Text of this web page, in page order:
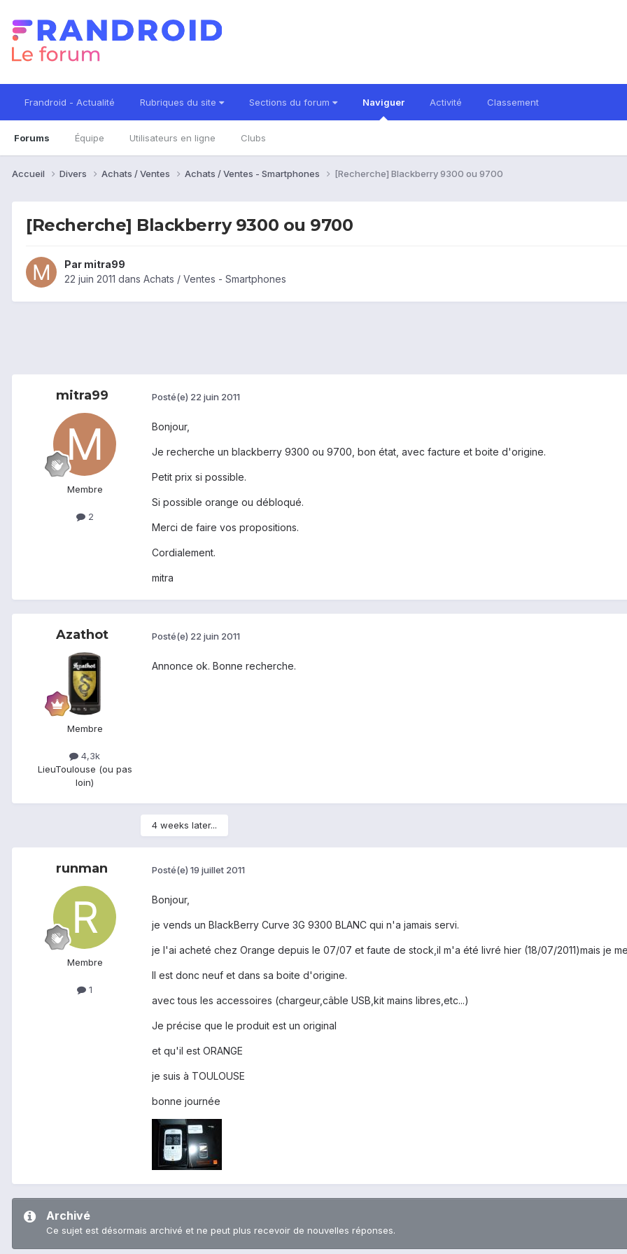
Frandroid - Actualité Rubriques du site Sections du forum Naviguer
Forums Équipe Utilisateurs en ligne Clubs
Activité Classement
Accueil Divers Achats / Ventes Achats / Ventes - Smartphones [Recherche] Blackberry 9300 ou 9700
[Recherche] Blackberry 9300 ou 9700
Par mitra99
22 juin 2011 dans Achats / Ventes - Smartphones
mitra99
Membre
2
Posté(e) 22 juin 2011
Bonjour,
Je recherche un blackberry 9300 ou 9700, bon état, avec facture et boite d'origine.
Petit prix si possible.
Si possible orange ou débloqué.
Merci de faire vos propositions.
Cordialement.
mitra
Azathot
Membre
4,3k
LieuToulouse (ou pas
loin)
Posté(e) 22 juin 2011
Annonce ok. Bonne recherche.
4 weeks later...
runman
Membre
1
Posté(e) 19 juillet 2011
Bonjour,
je vends un BlackBerry Curve 3G 9300 BLANC qui n'a jamais servi.
je l'ai acheté chez Orange depuis le 07/07 et faute de stock,il m'a été livré hier (18/07/2011)mais je
Il est donc neuf et dans sa boite d'origine.
avec tous les accessoires (chargeur,câble USB,kit mains libres,etc...)
Je précise que le produit est un original
et qu'il est ORANGE
je suis à TOULOUSE
bonne journée
Archivé
Ce sujet est désormais archivé et ne peut plus recevoir de nouvelles réponses.